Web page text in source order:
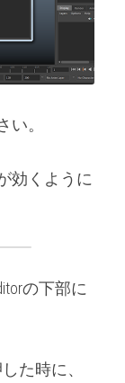
。
効くように
の下部に
た時に、